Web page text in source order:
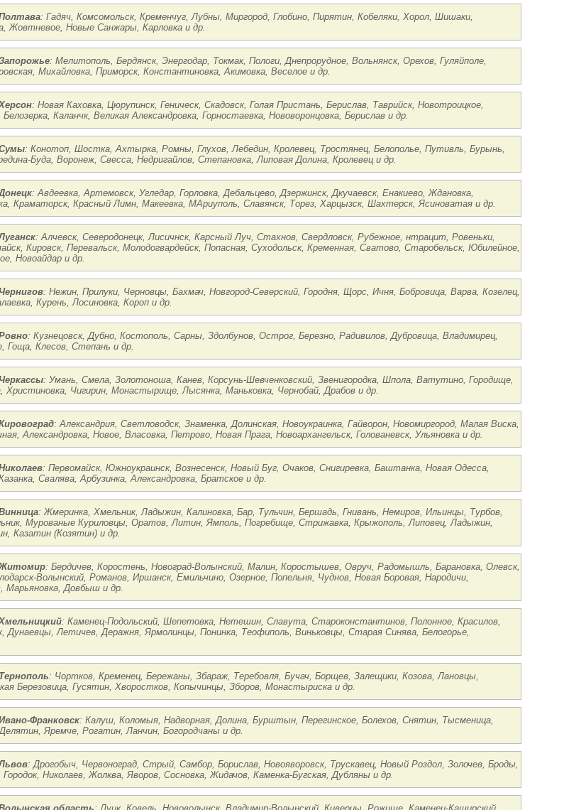
: Гадяч, Комсомольск, Кременчуг, Лубны, Миргород, Глобино, Пирятин, Кобеляки, Хорол, Шишаки,
Жовтневое, Новые Санжары, Карловка и др.
: Мелитополь, Бердянск, Энергодар, Токмак, Пологи, Днепрорудное, Вольнянск, Орехов, Гуляйполе,
Михайловка, Приморск, Константиновка, Акимовка, Веселое и др.
: Новая Каховка, Цюрупинск, Геническ, Скадовск, Голая Пристань, Берислав, Таврийск, Новотроицкое,
Каланчк, Великая Александровка, Горностаевка, Нововоронцовка, Берислав и др.
Сумы: Конотоп, Шостка, Ахтырка, Ромны, Глухов, Лебедин, Кролевец, Тростянец, Белополье, Путивль, Бурынь,
Буда, Воронеж, Свесса, Недригайлов, Степановка, Липовая Долина, Кролевец и др.
: Авдеевка, Артемовск, Угледар, Горловка, Дебальцево, Дзержинск, Дкучаевск, Енакиево, Ждановка,
Краматорск, Красный Лимн, Макеевка, МАриуполь, Славянск, Торез, Харцызск, Шахтерск, Ясиноватая и др.
: Алчевск, Северодонецк, Лисичнск, Карсный Луч, Стахнов, Свердловск, Рубежное, нтрацит, Ровеньки,
Кировск, Перевальск, Молодогвардейск, Попасная, Суходольск, Кременная, Сватово, Старобельск, Юбилейное,
Новоайдар и др.
: Нежин, Прилуки, Черновцы, Бахмач, Новгород-Северский, Городня, Щорс, Ичня, Бобровица, Варва, Козелец,
Курень, Лосиновка, Короп и др.
: Кузнецовск, Дубно, Костополь, Сарны, Здолбунов, Острог, Березно, Радивилов, Дубровица, Владимирец,
Гоща, Клесов, Степань и др.
: Умань, Смела, Золотоноша, Канев, Корсунь-Шевченковский, Звенигородка, Шпола, Ватутино, Городище,
Христиновка, Чигирин, Монастырище, Лысянка, Маньковка, Чернобай, Драбов и др.
: Александрия, Светловодск, Знаменка, Долинская, Новоукраинка, Гайворон, Новомиргород, Малая Виска,
Александровка, Новое, Власовка, Петрово, Новая Прага, Новоархангельск, Голованевск, Ульяновка и др.
: Первомайск, Южноукраинск, Вознесенск, Новый Буг, Очаков, Снигиревка, Баштанка, Новая Одесса,
Свалява, Арбузинка, Александровка, Братское и др.
: Жмеринка, Хмельник, Ладыжин, Калиновка, Бар, Тульчин, Бершадь, Гнивань, Немиров, Ильинцы, Турбов,
Мурованые Куриловцы, Оратов, Литин, Ямполь, Погребище, Стрижавка, Крыжополь, Липовец, Ладыжин,
Казатин (Козятин) и др.
Житомир: Бердичев, Коростень, Новоград-Волынский, Малин, Коростышев, Овруч, Радомышль, Барановка, Олевск,
Волынский, Романов, Иршанск, Емильчино, Озерное, Попельня, Чуднов, Новая Боровая, Народичи,
Марьяновка, Довбыш и др.
: Каменец-Подольский, Шепетовка, Нетешин, Славута, Староконстантинов, Полонное, Красилов,
Дунаевцы, Летичев, Деражня, Ярмолинцы, Понинка, Теофиполь, Виньковцы, Старая Синява, Белогорье,
: Чортков, Кременец, Бережаны, Збараж, Теребовля, Бучач, Борщев, Залещики, Козова, Лановцы,
Березовица, Гусятин, Хворостков, Копычинцы, Зборов, Монастыриска и др.
Франковск: Калуш, Коломыя, Надворная, Долина, Бурштын, Перегинское, Болехов, Снятин, Тысменица,
Яремче, Рогатин, Ланчин, Богородчаны и др.
: Дрогобыч, Червоноград, Стрый, Самбор, Борислав, Новояворовск, Трускавец, Новый Роздол, Золочев, Броды,
Николаев, Жолква, Яворов, Сосновка, Жидачов, Каменка-Бугская, Дубляны и др.